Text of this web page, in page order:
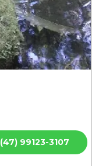
(47) 99123-3107